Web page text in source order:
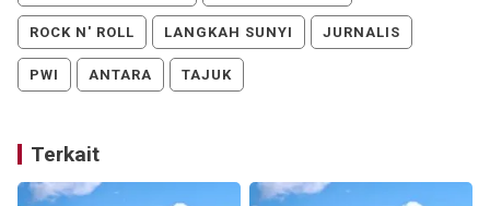
ROCK N' ROLL LANGKAH SUNYI JURNALIS
PWI ANTARA TAJUK
Terkait